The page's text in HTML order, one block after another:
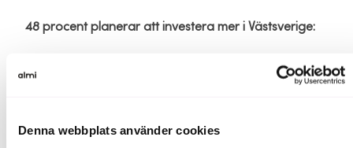
Denna webbplats använder cookies
48 procent planerar att investera mer i Västsverige:
Här finns ett tydligt behov av vägledning och
finansieringslösningar. Almi Väst hjälper företag att